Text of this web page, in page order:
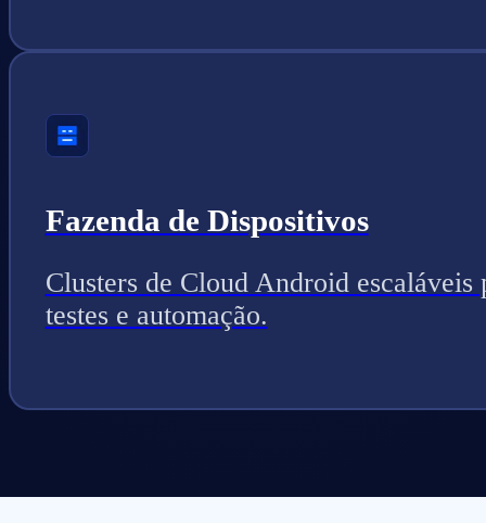
Fazenda de Dispositivos
Clusters de Cloud Android escaláveis
testes e automação.